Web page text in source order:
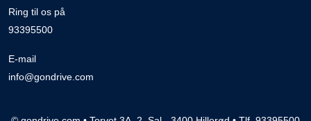
Ring til os på
93395500
E-mail
info@gondrive.com